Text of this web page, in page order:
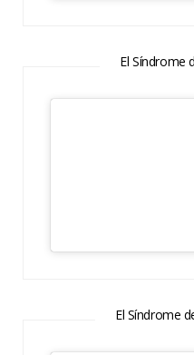
El Síndrome
El Síndrome